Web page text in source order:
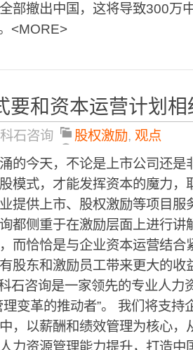
部撤出中国，这将导致300万
<MORE>
要和资本运营计划相
科石咨询 股权激励, 观点
的今天，不论是上市公司还是
模式，才能发挥资本的魔力，
提供上市、股权激励等项目服
都侧重于在激励层面上进行讲
而恰恰是与企业资本运营结合
股东和激励员工带来更大的收
领先的专业人力资源
变革的推动者”。 我们将支
，以薪酬和绩效管理为核心，
力资源管理能力提升，打造中